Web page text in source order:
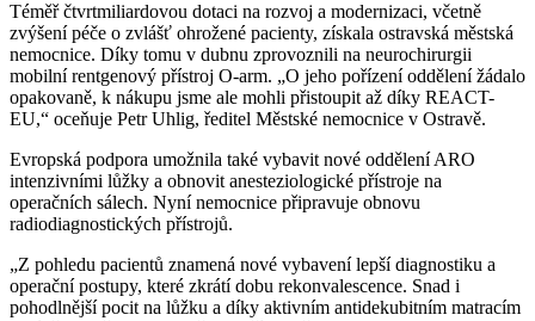
Téměř čtvrtmiliardovou dotaci na rozvoj a modernizaci, včetně
zvýšení péče o zvlášť ohrožené pacienty, získala ostravská městská
nemocnice. Díky tomu v dubnu zprovoznili na neurochirurgii
mobilní rentgenový přístroj O-arm. „O jeho pořízení oddělení žádalo
opakovaně, k nákupu jsme ale mohli přistoupit až díky REACT-
EU,“ oceňuje Petr Uhlig, ředitel Městské nemocnice v Ostravě.
Evropská podpora umožnila také vybavit nové oddělení ARO
intenzivními lůžky a obnovit anesteziologické přístroje na
operačních sálech. Nyní nemocnice připravuje obnovu
radiodiagnostických přístrojů.
„Z pohledu pacientů znamená nové vybavení lepší diagnostiku a
operační postupy, které zkrátí dobu rekonvalescence. Snad i
pohodlnější pocit na lůžku a díky aktivním antidekubitním matracím